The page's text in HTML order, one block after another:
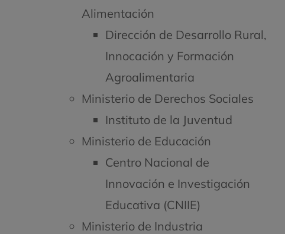
Alimentación
Dirección de Desarrollo Rural,
Innocación y Formación
Agroalimentaria
Ministerio de Derechos Sociales
Instituto de la Juventud
Ministerio de Educación
Centro Nacional de
Innovación e Investigación
Educativa (CNIIE)
Ministerio de Industria